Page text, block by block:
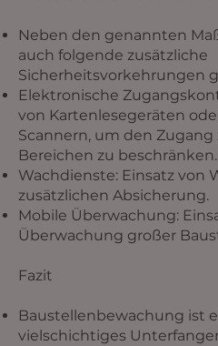
Neben den genannten
auch folgende zusätzliche
Sicherheitsvorkehrungen
Elektronische
von Kartenlesegeräten
Scannern, um den Zugang
Bereichen zu beschränken.
Wachdienste: Einsatz von
zusätzlichen Absicherung.
Mobile Überwachung:
Überwachung großer
Fazit
Baustellenbewachung ist
vielschichtiges